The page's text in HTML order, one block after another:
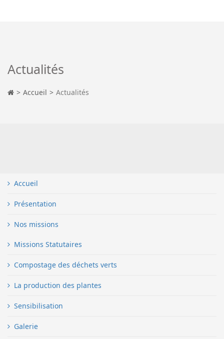
Actualités
Accueil Actualités
Accueil
Présentation
Nos missions
Missions Statutaires
Compostage des déchets verts
La production des plantes
Sensibilisation
Galerie